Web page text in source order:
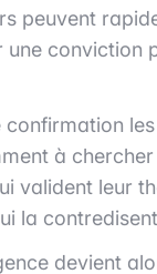
peuvent
une conviction
confirmation
à
valident leur
la
devient